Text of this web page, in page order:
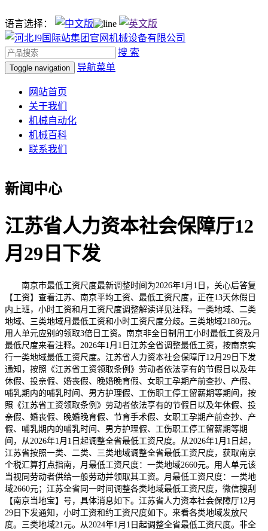
语言选择：
搜 索
Toggle navigation 导航菜单
网站首页
关于我们
机械自动化
机械百科
联系我们
新闻中心
江苏省人力资本社会保障厅12
月29日下发
南京市最低工资尺度最新调整时间为2026年1月1日，关心后答复
【工资】查看江苏、南京平均工资、最低工资尺度，正在13天休假日
内上班，小时工资和月工资尺度调整解读详见注释。一类地域、二类
地域、三类地域月最低工资和小时工资尺度分歧。三类地域2180元。
用人单元应别的领取3倍日工资。南京非全日制用工小时最低工资及月
最低尺度来看注释。2026年1月1日江苏全省调整最低工资，按南京实
行一类地域最低工资尺度。江苏省人力资本社会保障厅12月29日下发
通知，按照《江苏省工资领取条例》劳动者依法享有的节假日以及年
休假、投亲假、婚丧假、晚婚晚育假、女职工孕期产前查抄、产假、
哺乳期内的哺乳时间、男方护理假、工伤职工停工留薪期等期间，按
照《江苏省工资领取条例》劳动者依法享有的节假日以及年休假、投
亲假、婚丧假、晚婚晚育假、节育手术假、女职工孕期产前查抄、产
假、哺乳期内的哺乳时间、男方护理假、工伤职工停工留薪期等期
间，从2026年1月1日起调整全省最低工资尺度。从2026年1月1日起，
江苏省按照一类、二类、三类地域调整全省最低工资尺度，获取南京
个税汇算打点指南，月最低工资尺度：一类地域2660元。用人单元该
当视同劳动者供给一般劳动并领取其工资。月最低工资尺度：一类地
域2660元；江苏全省同一时间调整各类地域最低工资尺度，微信搜刮
【南京当地宝】号，具体消息如下。江苏省人力资本社会保障厅12月
29日下发通知，小时工资和约工资尺度如下。来看各类地域发放尺
度。三类地域21元。从2024年1月1日起调整全省最低工资尺度。非全